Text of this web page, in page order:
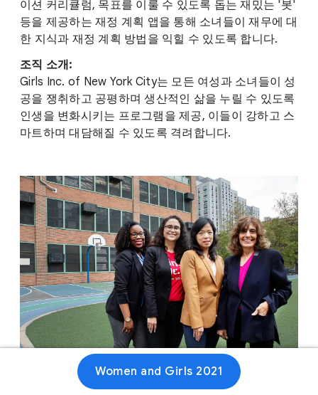
이션 커리큘럼, 목표를 이룰 수 있도록 돕는 재밌는 '봇'
등을 제공하는 재정 계획 앱을 통해 소녀들이 재무에 대
한 지식과 재정 계획 방법을 익힐 수 있도록 합니다.
조직 소개:
Girls Inc. of New York City는 모든 여성과 소녀들이 성
공을 쟁취하고 공평하며 생산적인 삶을 누릴 수 있도록
인생을 변화시키는 프로그램을 제공, 이들이 강하고 스
마트하며 대담해질 수 있도록 격려합니다.
Women and Girls 2021